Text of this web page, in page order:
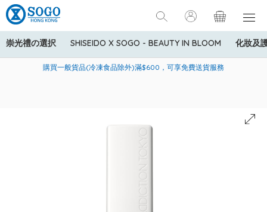
崇光禮の選択 SHISEIDO X SOGO - BEAUTY IN BLOOM 化妝及
美國運通Explorer®信用卡會員購物禮遇：高達5%簽賬回贈！
購買一般貨品(冷凍食品除外)滿$600，可享免費送貨服務
寄送中國內地服務只適用於指定商品，若訂單金額少於HK$600(折